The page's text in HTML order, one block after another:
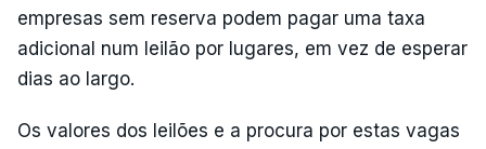
empresas sem reserva podem pagar uma taxa
adicional num leilão por lugares, em vez de esperar
dias ao largo.
Os valores dos leilões e a procura por estas vagas